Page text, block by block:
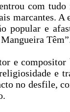
com
marcantes. A
popular e
e
e
no desfile,